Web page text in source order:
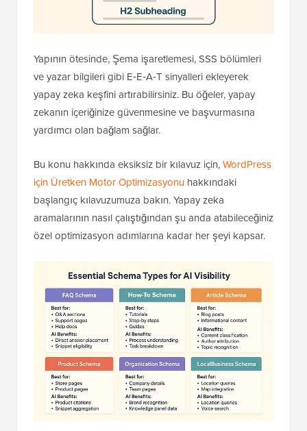
Yapının ötesinde, Şema işaretlemesi, SSS bölümleri
ve yazar bilgileri gibi E‑E‑A‑T sinyalleri ekleyerek
yapay zeka keşfini artırabilirsiniz. Bu öğeler, yapay
zekanın içeriğinize güvenmesine ve başvurmasına
yardımcı olan bağlam sağlar.
Bu konu hakkında eksiksiz bir kılavuz için,WordPress
için Üretken Motor Optimizasyonu hakkındaki
başlangıç kılavuzumuza bakın. Yapay zeka
aramalarının nasıl çalıştığından şu anda atabileceğiniz
özel optimizasyon adımlarına kadar her şeyi kapsar.